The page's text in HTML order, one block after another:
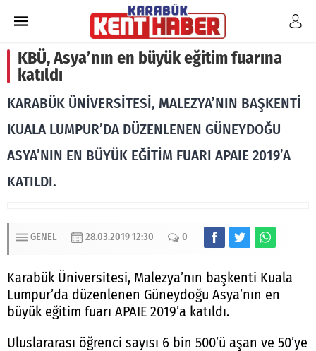
KBÜ, Asya’nın en büyük eğitim fuarına
katıldı
KARABÜK ÜNİVERSİTESİ, MALEZYA’NIN BAŞKENTİ
KUALA LUMPUR’DA DÜZENLENEN GÜNEYDOĞU
ASYA’NIN EN BÜYÜK EĞİTİM FUARI APAIE 2019’A
KATILDI.
GENEL 28.03.2019 12:30 0
Karabük Üniversitesi, Malezya’nın başkenti Kuala
Lumpur’da düzenlenen Güneydoğu Asya’nın en
büyük eğitim fuarı APAIE 2019’a katıldı.
Uluslararası öğrenci sayısı 6 bin 500’ü aşan ve 50’ye